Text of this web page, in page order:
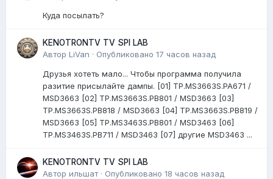
Куда посылать?
KENOTRONTV TV SPI LAB
Автор LiVan · Опубликовано 17 часов назад
Друзья хотеть мало... Чтобы программа получила
разитие присылайте дампы. [01] TP.MS3663S.PA671 /
MSD3663 [02] TP.MS3663S.PB801 / MSD3663 [03]
TP.MS3663S.PB818 / MSD3663 [04] TP.MS3663S.PB819 /
MSD3663 [05] TP.MS3463S.PB801 / MSD3463 [06]
TP.MS3463S.PB711 / MSD3463 [07] другие MSD3463 ...
KENOTRONTV TV SPI LAB
Автор ильшат· Опубликовано 18 часов назад